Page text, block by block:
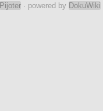
Pijoter · powered by DokuWiki